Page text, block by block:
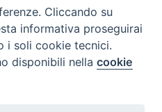
Cliccando su
informativa proseguirai
i soli cookie tecnici.
disponibili nellacookie